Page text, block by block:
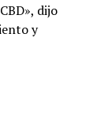
dijo
y